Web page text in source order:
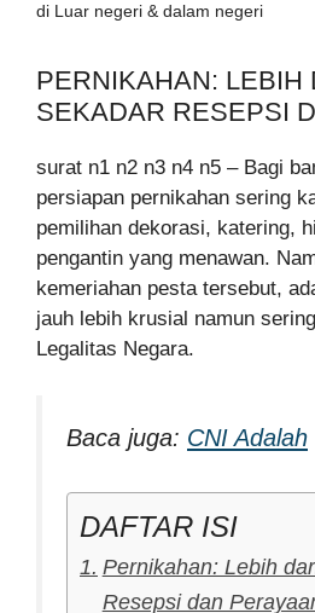
di Luar negeri & dalam negeri
PERNIKAHAN: LEBIH
SEKADAR RESEPSI
surat n1 n2 n3 n4 n5 – Bagi
persiapan pernikahan sering
pemilihan dekorasi, katering,
pengantin yang menawan.
kemeriahan pesta tersebut,
jauh lebih krusial namun
Legalitas Negara.
Baca juga: CNI Adalah
DAFTAR ISI
Pernikahan: Lebih
Resepsi dan